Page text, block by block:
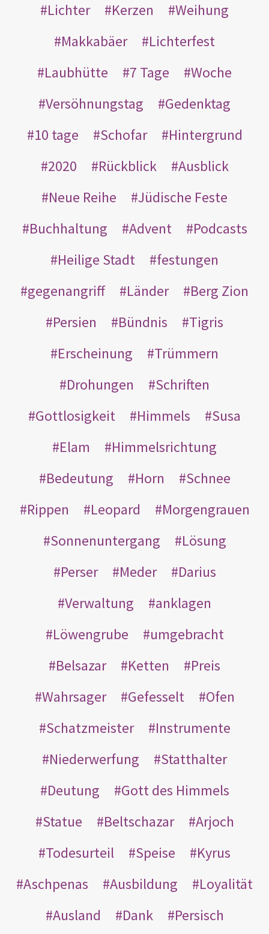
Lichter
Kerzen
Weihung
Makkabäer
Lichterfest
Laubhütte
7 Tage
Woche
Versöhnungstag
Gedenktag
10 tage
Schofar
Hintergrund
2020
Rückblick
Ausblick
Neue Reihe
Jüdische Feste
Buchhaltung
Advent
Podcasts
Heilige Stadt
festungen
gegenangriff
Länder
Berg Zion
Persien
Bündnis
Tigris
Erscheinung
Trümmern
Drohungen
Schriften
Gottlosigkeit
Himmels
Susa
Elam
Himmelsrichtung
Bedeutung
Horn
Schnee
Rippen
Leopard
Morgengrauen
Sonnenuntergang
Lösung
Perser
Meder
Darius
Verwaltung
anklagen
Löwengrube
umgebracht
Belsazar
Ketten
Preis
Wahrsager
Gefesselt
Ofen
Schatzmeister
Instrumente
Niederwerfung
Statthalter
Deutung
Gott des Himmels
Statue
Beltschazar
Arjoch
Todesurteil
Speise
Kyrus
Aschpenas
Ausbildung
Loyalität
Ausland
Dank Persisch